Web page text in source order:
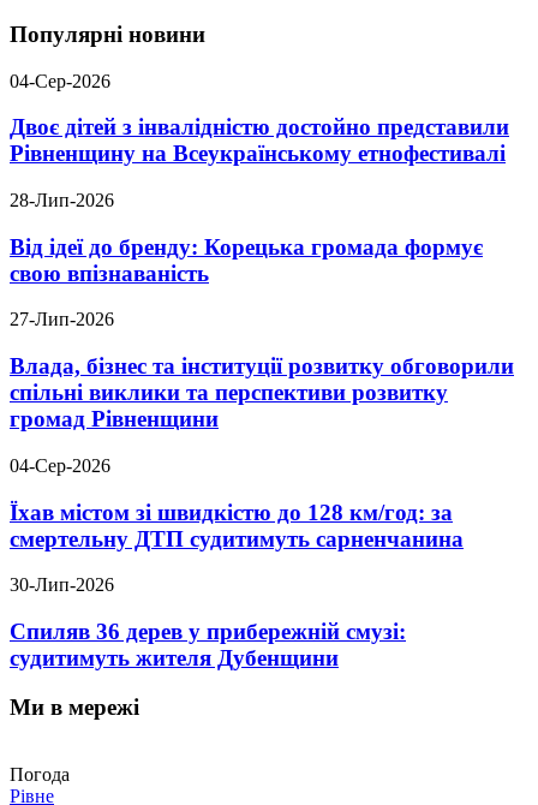
Популярні новини
04-Сер-2026
Двоє дітей з інвалідністю достойно представили
Рівненщину на Всеукраїнському етнофестивалі
28-Лип-2026
Від ідеї до бренду: Корецька громада формує
свою впізнаваність
27-Лип-2026
Влада, бізнес та інституції розвитку обговорили
спільні виклики та перспективи розвитку
громад Рівненщини
04-Сер-2026
Їхав містом зі швидкістю до 128 км/год: за
смертельну ДТП судитимуть сарненчанина
30-Лип-2026
Спиляв 36 дерев у прибережній смузі:
судитимуть жителя Дубенщини
Ми в мережі
Погода
Рівне